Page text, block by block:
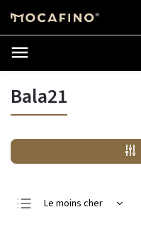
Bala21
Le moins cher